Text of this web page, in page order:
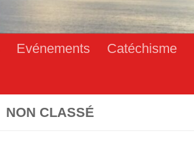
Evénements Catéchisme
NON CLASSÉ